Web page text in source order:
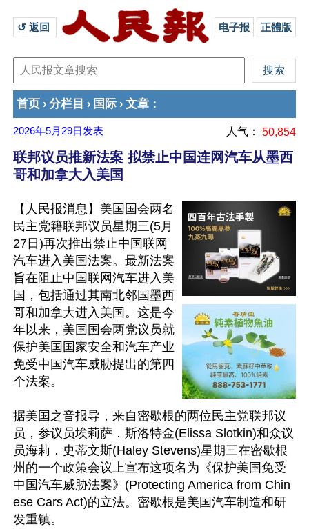
↺ 返回 电子报 正體版
首页 › 分栏目 › 国际 › 文章 ：
2026年5月29日 发表 人气： 50,854
联邦议员推新法案 拟禁止中国连网汽车从墨西
哥和加拿大入美国
【人民报消息】美国国会两名
民主党籍联邦议员星期三(5月
27日)再次推出禁止中国联网
汽车进入美国法案。最新法案
旨在阻止中国联网汽车进入美
国，包括通过其南北邻国墨西
哥和加拿大进入美国。这是今
年以来，美国国会两党议员就
保护美国国家安全和汽车产业
免受中国汽车威胁提出的第四
个法案。
据美国之音报导，来自密歇根的两位民主党联邦议
员，参议员埃莉萨．斯洛特金(Elissa Slotkin)和众议
员海莉．史蒂文斯(Haley Stevens)星期三在密歇根
州的一个政策会议上宣布这项名为《保护美国免受
中国汽车威胁法案》(Protecting America from Chin
ese Cars Act)的立法。密歇根是美国汽车制造和研
发重镇。